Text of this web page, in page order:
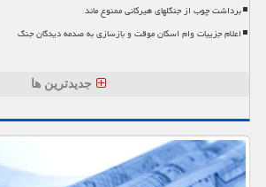
برداشت چوب از جنگلهای هیرکانی ممنوع ماند
اعلام جزییات وام اسکان موقت و بازسازی به صدمه دیدگان جنگ
جدیدترین ها